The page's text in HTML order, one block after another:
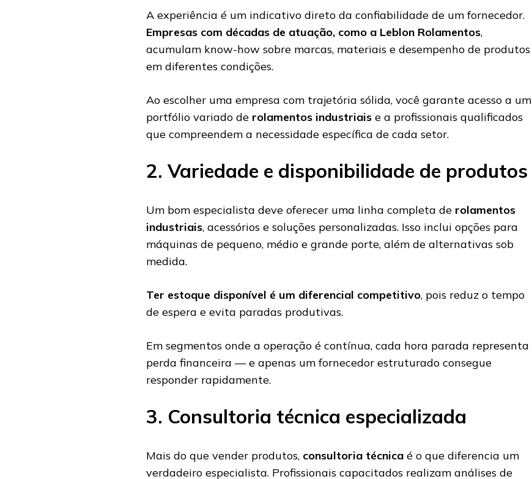
A experiência é um indicativo direto da confiabilidade de um fornecedor.
Empresas com décadas de atuação, como a Leblon Rolamentos,
acumulam know-how sobre marcas, materiais e desempenho de produtos
em diferentes condições.
Ao escolher uma empresa com trajetória sólida, você garante acesso a um
portfólio variado de rolamentos industriais e a profissionais qualificados
que compreendem a necessidade específica de cada setor.
2. Variedade e disponibilidade de produtos
Um bom especialista deve oferecer uma linha completa de rolamentos
industriais, acessórios e soluções personalizadas. Isso inclui opções para
máquinas de pequeno, médio e grande porte, além de alternativas sob
medida.
Ter estoque disponível é um diferencial competitivo, pois reduz o tempo
de espera e evita paradas produtivas.
Em segmentos onde a operação é contínua, cada hora parada representa
perda financeira — e apenas um fornecedor estruturado consegue
responder rapidamente.
3. Consultoria técnica especializada
Mais do que vender produtos, consultoria técnica é o que diferencia um
verdadeiro especialista. Profissionais capacitados realizam análises de